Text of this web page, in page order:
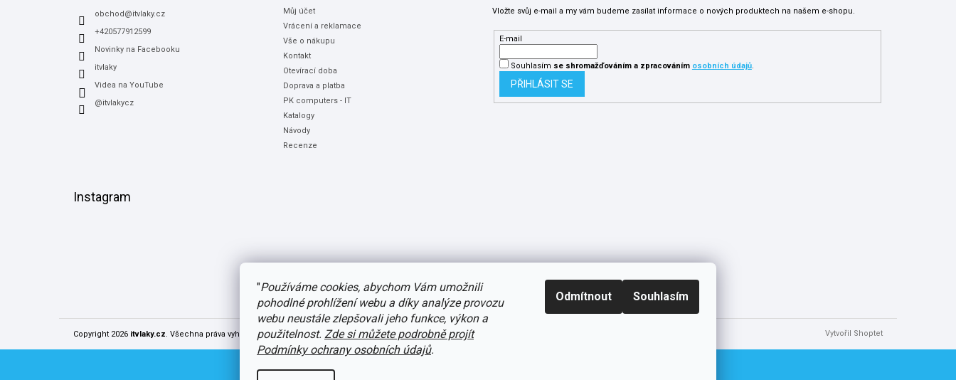
"Používáme cookies, abychom Vám umožnili
pohodlné prohlížení webu a díky analýze provozu
webu neustále zlepšovali jeho funkce, výkon a
použitelnost. Zde si můžete podrobně projít
Podmínky ochrany osobních údajů.
Odmítnout Souhlasím
obchod@itvlaky.cz
+420577912599
Novinky na Facebooku
itvlaky
Videa na YouTube
@itvlakycz
Můj účet
Vrácení a reklamace
Vše o nákupu
Kontakt
Otevírací doba
Doprava a platba
PK computers - IT
Katalogy
Návody
Recenze
Vložte svůj e-mail a my vám budeme zasílat informace o nových produktech na našem e-shopu.
E-mail
Souhlasím se shromažďováníma zpracováním osobních údajů.
PŘIHLÁSIT SE
Instagram
Vytvořil Shoptet
Copyright 2026 itvlaky.cz. Všechna práva vyhrazena.Upravit nastavení cookies